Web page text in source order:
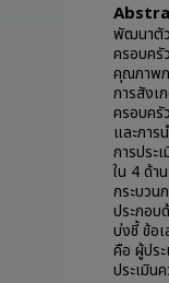
พัฒนาตัว
ครอบครั
คุณภาพภ
การสังเ
ครอบครั
และการ
การประ
ใน 4 ด้า
กระบวน
ประกอบ
บ่งชี้ ข้อ
คือ ผู้ปร
ประเมิน